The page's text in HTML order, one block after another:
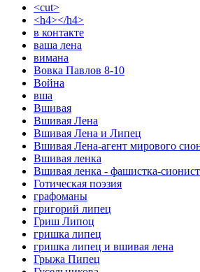
<cut>
<h4></h4>
в контакте
ваша лена
вимана
Вовка Павлов 8-10
Война
вша
Вшивая
Вшивая Лена
Вшивая Лена и Липец
Вшивая Лена-агент мирового
Вшивая ленка
Вшивая ленка - фашистка-
Готическая поэзия
графоманы
григорий липец
Гриш Липоц
гришка липец
гришка липец и вшивая лена
Грыжа Пипец